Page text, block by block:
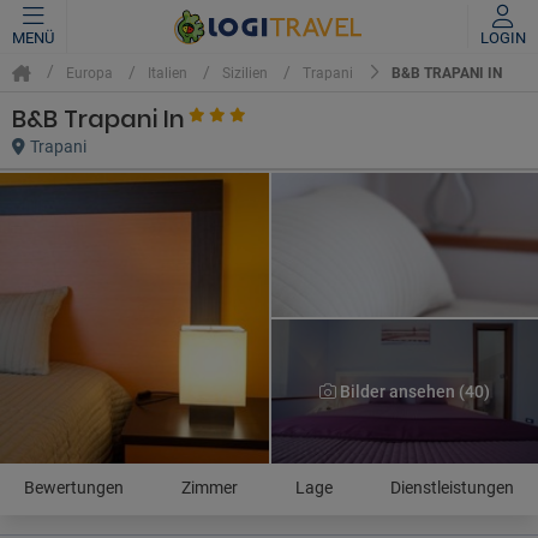
MENÜ LOGIN
Europa Italien Sizilien Trapani B&B TRAPANI IN
B&B Trapani In
Trapani
Bilder ansehen (40)
Bewertungen Zimmer Lage Dienstleistungen